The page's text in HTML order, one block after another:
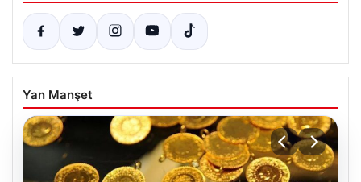
Yan Manşet